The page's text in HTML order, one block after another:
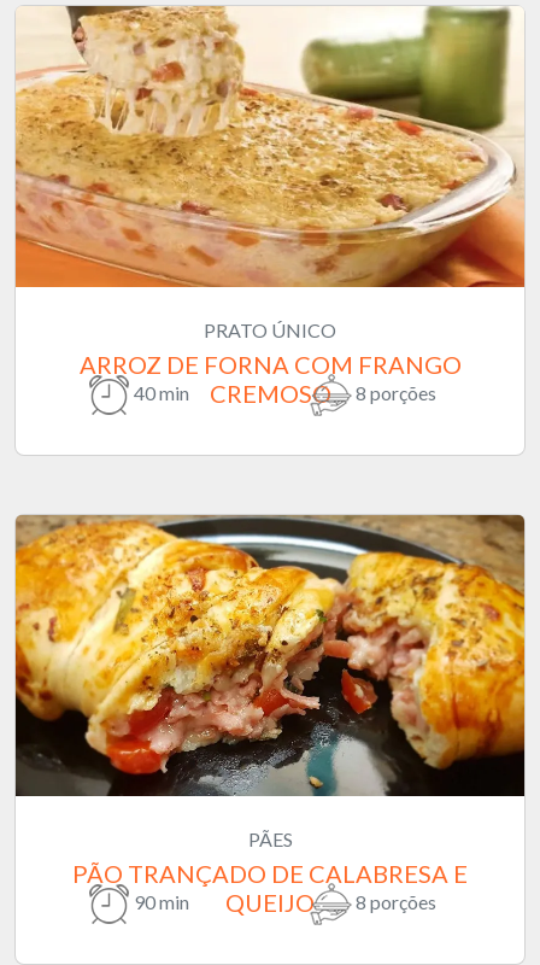
PRATO ÚNICO
ARROZ DE FORNA COM FRANGO
CREMOSO
40 min 8 porções
PÃES
PÃO TRANÇADO DE CALABRESA E
QUEIJO
90 min 8 porções